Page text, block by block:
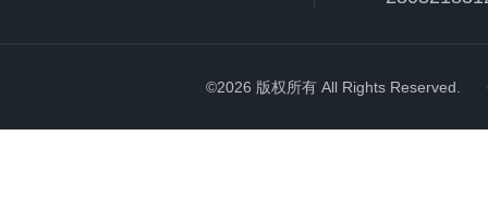
©2026 版权所有 All Rights Reserved.